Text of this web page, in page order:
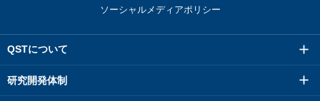
ソーシャルメディアポリシー
QSTについて
研究開発体制